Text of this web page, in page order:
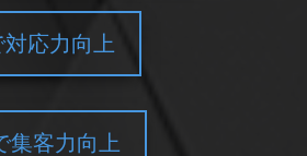
応力向上
集客力向上